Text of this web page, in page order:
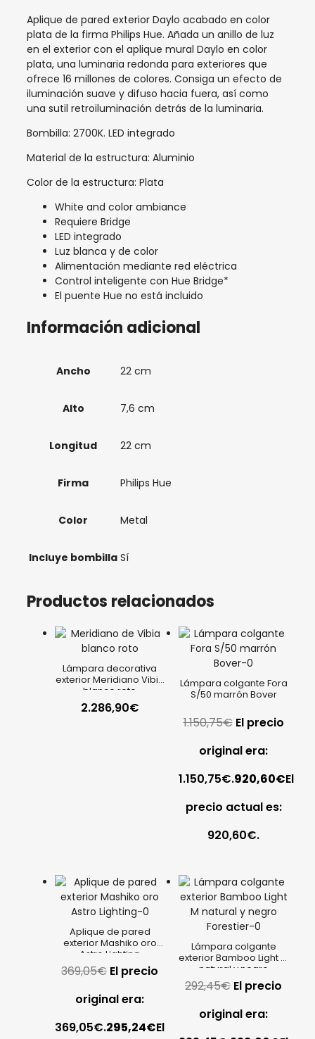
Aplique de pared exterior Daylo acabado en color
plata de la firma Philips Hue. Añada un anillo de luz
en el exterior con el aplique mural Daylo en color
plata, una luminaria redonda para exteriores que
ofrece 16 millones de colores. Consiga un efecto de
iluminación suave y difuso hacia fuera, así como
una sutil retroiluminación detrás de la luminaria.
Bombilla: 2700K. LED integrado
Material de la estructura: Aluminio
Color de la estructura: Plata
White and color ambiance
Requiere Bridge
LED integrado
Luz blanca y de color
Alimentación mediante red eléctrica
Control inteligente con Hue Bridge*
El puente Hue no está incluido
Información adicional
Ancho 22 cm
Alto 7,6 cm
Longitud 22 cm
Firma Philips Hue
Color Metal
Incluye bombilla Sí
Productos relacionados
Lámpara decorativa
exterior Meridiano Vibia
blanco roto
2.286,90€
Lámpara colgante Fora
S/50 marrón Bover
1.150,75€ El precio
original era:
1.150,75€.920,60€El
precio actual es:
920,60€.
Aplique de pared
exterior Mashiko oro
Astro Lighting
369,05€ El precio
original era:
369,05€.295,24€El
Lámpara colgante
exterior Bamboo Light M
natural y negro
Forestier
292,45€ El precio
original era: